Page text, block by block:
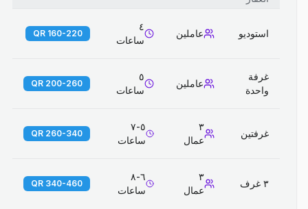
استوديو عاملين
٤
ساعات
160-220 QR
غرفة
واحدة
عاملين
٥
ساعات
200-260 QR
غرفتين
٣
عمال
٥-٧
ساعات
260-340 QR
٣ غرف
٣
عمال
٦-٨
ساعات
340-460 QR